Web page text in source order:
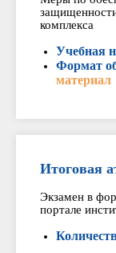
комплекса
Учебная
Формат
материал
Итоговая
Экзамен в
портале